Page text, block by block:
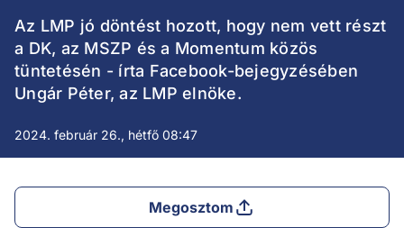
Az LMP jó döntést hozott, hogy nem vett részt
a DK, az MSZP és a Momentum közös
tüntetésén - írta Facebook-bejegyzésében
Ungár Péter, az LMP elnöke.
2024. február 26., hétfő 08:47
Megosztom